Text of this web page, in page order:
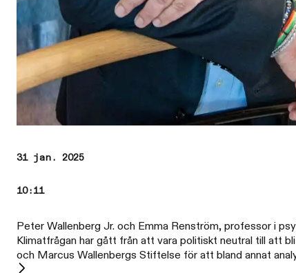
31 jan. 2025
10:11
Peter Wallenberg Jr. och Emma Renström, professor i
Klimatfrågan har gått från att vara politiskt neutral till att
och Marcus Wallenbergs Stiftelse för att bland annat